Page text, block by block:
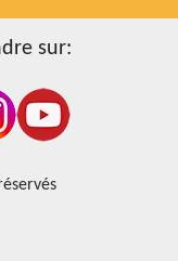
sur: